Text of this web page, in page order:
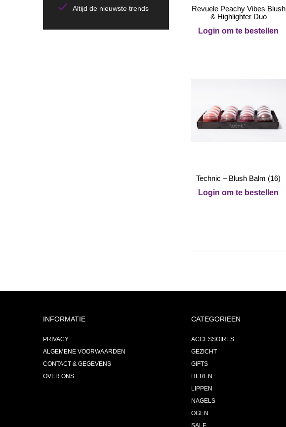
Altijd de nieuwste trends
Revuele Peachy Vibes Blush
& Highlighter Duo
Login om te bestellen
Technic – Blush Balm (16)
Login om te bestellen
INFORMATIE
PRIVACY
ALGEMENE VOORWAARDEN
CONTACT & GEGEVENS
OVER ONS
CATEGORIEEN
ACCESSOIRES
GEZICHT
GIFTS
HEREN
LIPPEN
NAGELS
OGEN
SALE